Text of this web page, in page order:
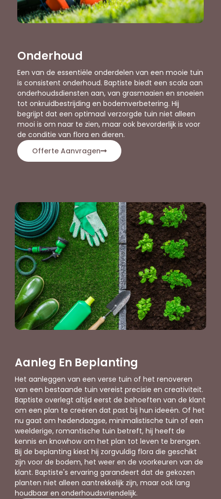
Onderhoud
Een van de essentiële onderdelen van een mooie tuin
is consistent onderhoud. Baptiste biedt een scala aan
onderhoudsdiensten aan, van grasmaaien en snoeien
tot onkruidbestrijding en bodemverbetering. Hij
begrijpt dat een optimaal verzorgde tuin niet alleen
mooi is om naar te zien, maar ook bevorderlijk is voor
de conditie van flora en dieren.
Offerte Aanvragen
Aanleg En Beplanting
Het aanleggen van een verse tuin of het renoveren
van een bestaande tuin vereist precisie en creativiteit.
Baptiste overlegt altijd eerst de behoeften van de klant
om een plan te creëren dat past bij hun ideeën. Of het
nu gaat om hedendaagse, minimalistische tuin of een
weelderige, romantische tuin betreft, hij heeft de
kennis en knowhow om het plan tot leven te brengen.
Bij de beplanting kiest hij zorgvuldig flora die geschikt
zijn voor de bodem, het weer en de voorkeuren van de
klant. Baptiste's ervaring garandeert dat de gekozen
planten niet alleen aantrekkelijk zijn, maar ook lang
houdbaar en onderhoudsvriendelijk.